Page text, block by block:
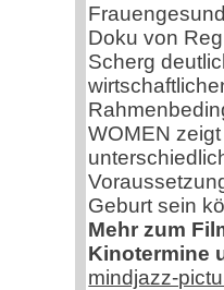
Doku von
Scherg
WOMEN
Geburt sein
Mehr zum
Kinotermine
mindjazz-